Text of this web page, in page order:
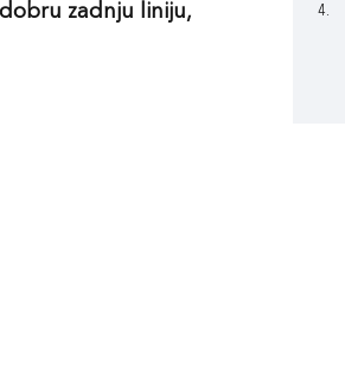
zadnju liniju,
4.